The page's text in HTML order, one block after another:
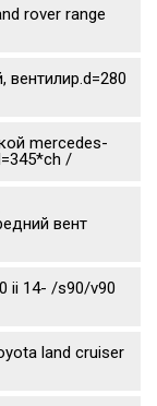
rover range
вентилир.d=280
mercedes-
/
вент
ii 14- /s90/v90
land cruiser